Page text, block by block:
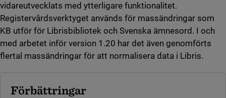
vidareutvecklats med ytterligare funktionalitet.
Registervårdsverktyget används för massändringar som
KB utför för Librisbibliotek och Svenska ämnesord. I och
med arbetet inför version 1.20 har det även genomförts
flertal massändringar för att normalisera data i Libris.
Förbättringar